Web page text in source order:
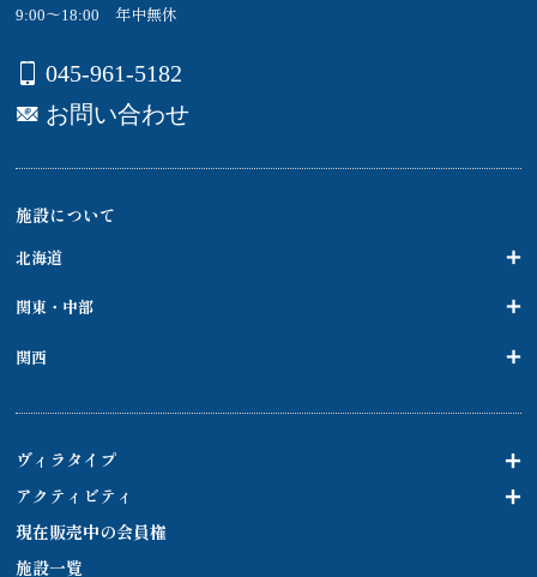
9:00～18:00 年中無休
045-961-5182
お問い合わせ
施設について
北海道
関東・中部
関西
ヴィラタイプ
アクティビティ
現在販売中の会員権
施設一覧